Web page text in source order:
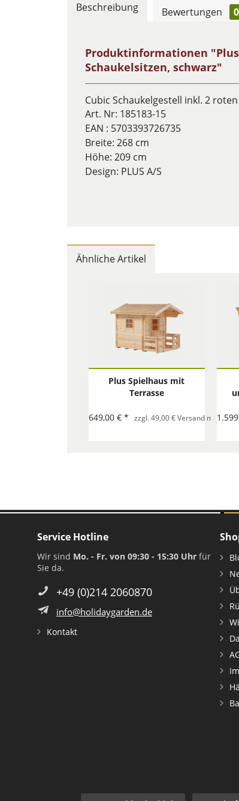
Beschreibung Bewertungen 0
Produktinformationen
Schaukelsitzen, schwarz"
Cubic Schaukelgestell inkl. 2
Art. Nr: 185183-15
EAN : 5703393726735
Breite: 268 cm
Höhe: 209 cm
Design: PLUS A/S
Ähnliche Artikel
Plus Spielhaus mit
Terrasse
649,00 € * zzgl. 49,00 € Versand mit
Service Hotline
Wir sind Mo. - Fr. von 09:30 - 15:30 Uhr für
Sie da.
+49 (0)214 2060870
info@holidaygarden.de
Kontakt